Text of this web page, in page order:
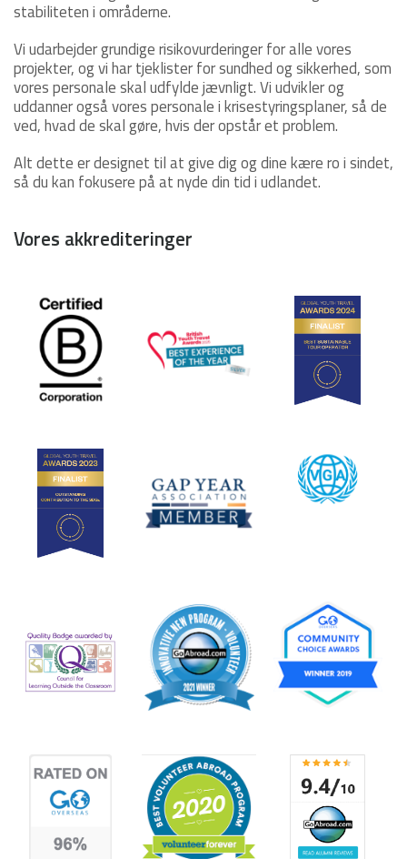
stabiliteten i områderne.
Vi udarbejder grundige risikovurderinger for alle vores
projekter, og vi har tjeklister for sundhed og sikkerhed, som
vores personale skal udfylde jævnligt. Vi udvikler og
uddanner også vores personale i krisestyringsplaner, så de
ved, hvad de skal gøre, hvis der opstår et problem.
Alt dette er designet til at give dig og dine kære ro i sindet,
så du kan fokusere på at nyde din tid i udlandet.
Vores akkrediteringer